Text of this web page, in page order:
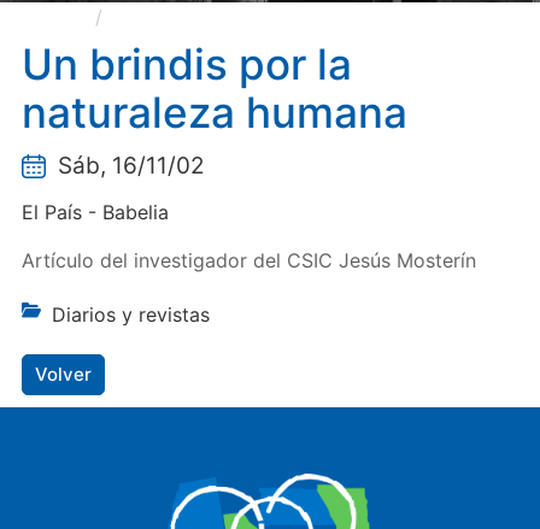
Un brindis por la
naturaleza humana
Sáb, 16/11/02
El País - Babelia
Artículo del investigador del CSIC Jesús Mosterín
Diarios y revistas
Volver